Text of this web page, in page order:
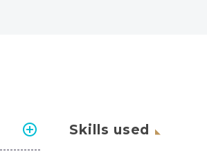
Skills used